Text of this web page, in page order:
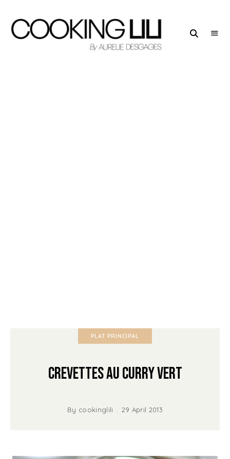
PLAT PRINCIPAL
Crevettes au Curry Vert
By cookinglili 29 April 2013